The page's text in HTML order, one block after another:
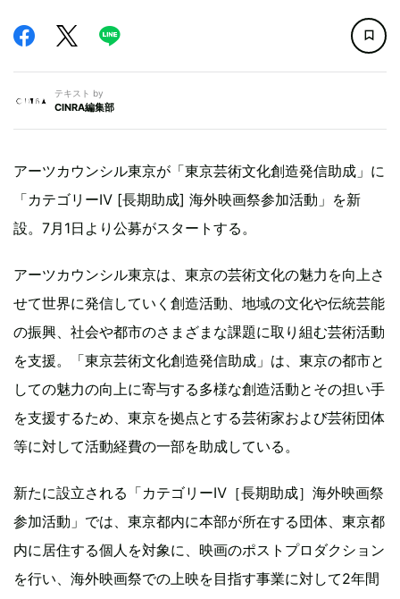
テキスト by
CINRA編集部
アーツカウンシル東京が「東京芸術文化創造発信助成」に
「カテゴリーⅣ [長期助成] 海外映画祭参加活動」を新
設。7月1日より公募がスタートする。
アーツカウンシル東京は、東京の芸術文化の魅力を向上さ
せて世界に発信していく創造活動、地域の文化や伝統芸能
の振興、社会や都市のさまざまな課題に取り組む芸術活動
を支援。「東京芸術文化創造発信助成」は、東京の都市と
しての魅力の向上に寄与する多様な創造活動とその担い手
を支援するため、東京を拠点とする芸術家および芸術団体
等に対して活動経費の一部を助成している。
新たに設立される「カテゴリーⅣ［長期助成］海外映画祭
参加活動」では、東京都内に本部が所在する団体、東京都
内に居住する個人を対象に、映画のポストプロダクション
を行い、海外映画祭での上映を目指す事業に対して2年間